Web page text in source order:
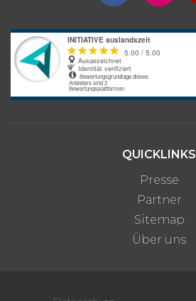
QUICKLINKS
Presse
Partner
Sitemap
Über uns